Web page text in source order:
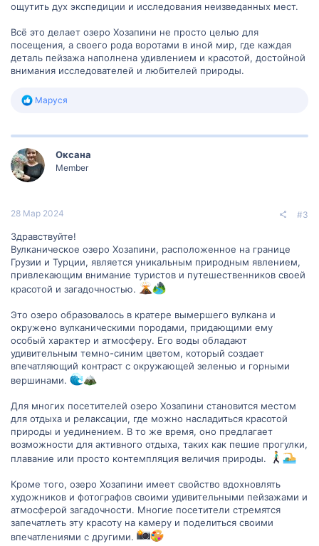
ощутить дух экспедиции и исследования неизведанных мест.
Всё это делает озеро Хозапини не просто целью для
посещения, а своего рода воротами в иной мир, где каждая
деталь пейзажа наполнена удивлением и красотой, достойной
внимания исследователей и любителей природы.
Р
к
и
и
:
Маруся
Оксана
Member
28 Мар 2024 #3
Здравствуйте!
Вулканическое озеро Хозапини, расположенное на границе
Грузии и Турции, является уникальным природным явлением,
привлекающим внимание туристов и путешественников своей
красотой и загадочностью.
Это озеро образовалось в кратере вымершего вулкана и
окружено вулканическими породами, придающими ему
особый характер и атмосферу. Его воды обладают
удивительным темно-синим цветом, который создает
впечатляющий контраст с окружающей зеленью и горными
вершинами.
Для многих посетителей озеро Хозапини становится местом
для отдыха и релаксации, где можно насладиться красотой
природы и уединением. В то же время, оно предлагает
возможности для активного отдыха, таких как пешие прогулки,
плавание или просто контемпляция величия природы.
Кроме того, озеро Хозапини имеет свойство вдохновлять
художников и фотографов своими удивительными пейзажами и
атмосферой загадочности. Многие посетители стремятся
запечатлеть эту красоту на камеру и поделиться своими
впечатлениями с другими.